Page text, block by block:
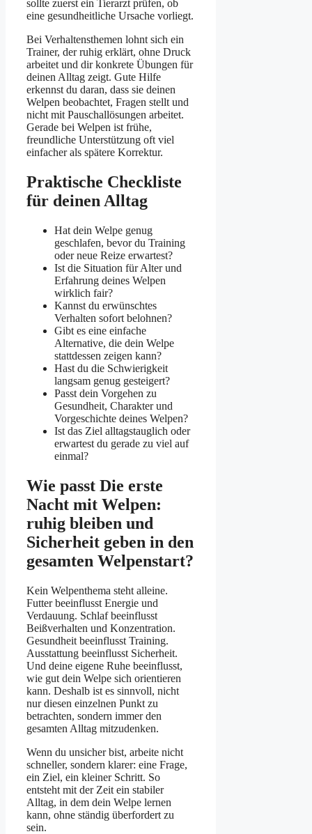
sollte zuerst ein Tierarzt prüfen, ob
eine gesundheitliche Ursache vorliegt.
Bei Verhaltensthemen lohnt sich ein
Trainer, der ruhig erklärt, ohne Druck
arbeitet und dir konkrete Übungen für
deinen Alltag zeigt. Gute Hilfe
erkennst du daran, dass sie deinen
Welpen beobachtet, Fragen stellt und
nicht mit Pauschallösungen arbeitet.
Gerade bei Welpen ist frühe,
freundliche Unterstützung oft viel
einfacher als spätere Korrektur.
Praktische Checkliste
für deinen Alltag
Hat dein Welpe genug
geschlafen, bevor du Training
oder neue Reize erwartest?
Ist die Situation für Alter und
Erfahrung deines Welpen
wirklich fair?
Kannst du erwünschtes
Verhalten sofort belohnen?
Gibt es eine einfache
Alternative, die dein Welpe
stattdessen zeigen kann?
Hast du die Schwierigkeit
langsam genug gesteigert?
Passt dein Vorgehen zu
Gesundheit, Charakter und
Vorgeschichte deines Welpen?
Ist das Ziel alltagstauglich oder
erwartest du gerade zu viel auf
einmal?
Wie passt Die erste
Nacht mit Welpen:
ruhig bleiben und
Sicherheit geben in den
gesamten Welpenstart?
Kein Welpenthema steht alleine.
Futter beeinflusst Energie und
Verdauung. Schlaf beeinflusst
Beißverhalten und Konzentration.
Gesundheit beeinflusst Training.
Ausstattung beeinflusst Sicherheit.
Und deine eigene Ruhe beeinflusst,
wie gut dein Welpe sich orientieren
kann. Deshalb ist es sinnvoll, nicht
nur diesen einzelnen Punkt zu
betrachten, sondern immer den
gesamten Alltag mitzudenken.
Wenn du unsicher bist, arbeite nicht
schneller, sondern klarer: eine Frage,
ein Ziel, ein kleiner Schritt. So
entsteht mit der Zeit ein stabiler
Alltag, in dem dein Welpe lernen
kann, ohne ständig überfordert zu
sein.